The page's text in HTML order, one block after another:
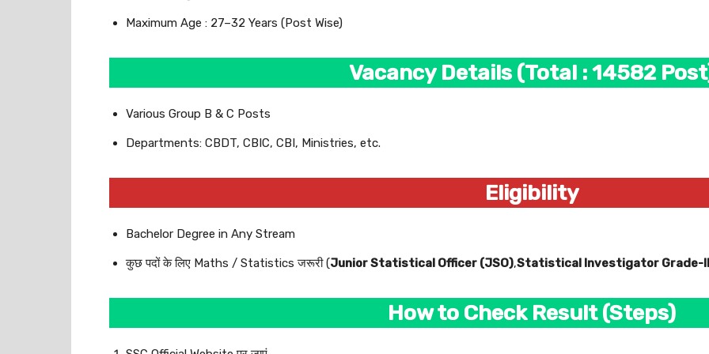
Maximum Age : 27–32 Years (Post Wise)
Vacancy Details (Total : 14582
Various Group B & C Posts
Departments: CBDT, CBIC, CBI, Ministries, etc.
Eligibility
Bachelor Degree in Any Stream
कुछ पदों के लिए Maths / Statistics जरूरी (Junior Statistical Officer (JSO),Statistical Investigator Grade-II
How to Check Result (Steps)